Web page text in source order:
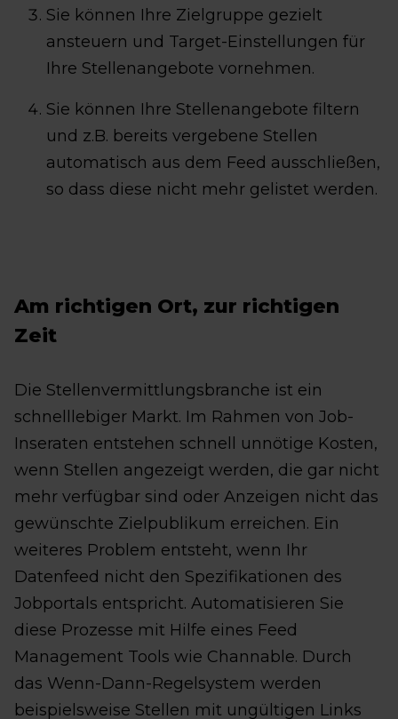
Sie können Ihre Zielgruppe gezielt
ansteuern und Target-Einstellungen für
Ihre Stellenangebote vornehmen.
Sie können Ihre Stellenangebote filtern
und z.B. bereits vergebene Stellen
automatisch aus dem Feed ausschließen,
so dass diese nicht mehr gelistet werden.
Am richtigen Ort, zur richtigen
Zeit
Die Stellenvermittlungsbranche ist ein
schnelllebiger Markt. Im Rahmen von Job-
Inseraten entstehen schnell unnötige Kosten,
wenn Stellen angezeigt werden, die gar nicht
mehr verfügbar sind oder Anzeigen nicht das
gewünschte Zielpublikum erreichen. Ein
weiteres Problem entsteht, wenn Ihr
Datenfeed nicht den Spezifikationen des
Jobportals entspricht. Automatisieren Sie
diese Prozesse mit Hilfe eines Feed
Management Tools wie Channable. Durch
das Wenn-Dann-Regelsystem werden
beispielsweise Stellen mit ungültigen Links